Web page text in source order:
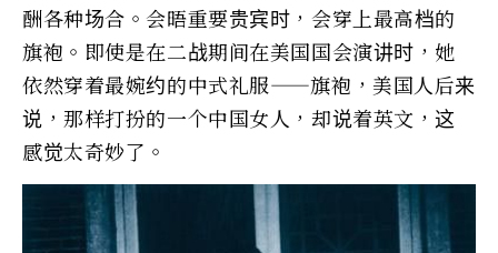
酬各种场合。会晤重要贵宾时，会穿上最高档的
旗袍。即使是在二战期间在美国国会演讲时，她
依然穿着最婉约的中式礼服——旗袍，美国人后来
说，那样打扮的一个中国女人，却说着英文，这
感觉太奇妙了。